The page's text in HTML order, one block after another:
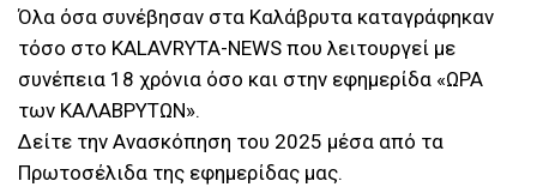
Όλα όσα συνέβησαν στα Καλάβρυτα καταγράφηκαν
τόσο στο KALAVRYTA-NEWS που λειτουργεί με
συνέπεια 18 χρόνια όσο και στην εφημερίδα «ΩΡΑ
των ΚΑΛΑΒΡΥΤΩΝ».
Δείτε την Ανασκόπηση του 2025 μέσα από τα
Πρωτοσέλιδα της εφημερίδας μας.